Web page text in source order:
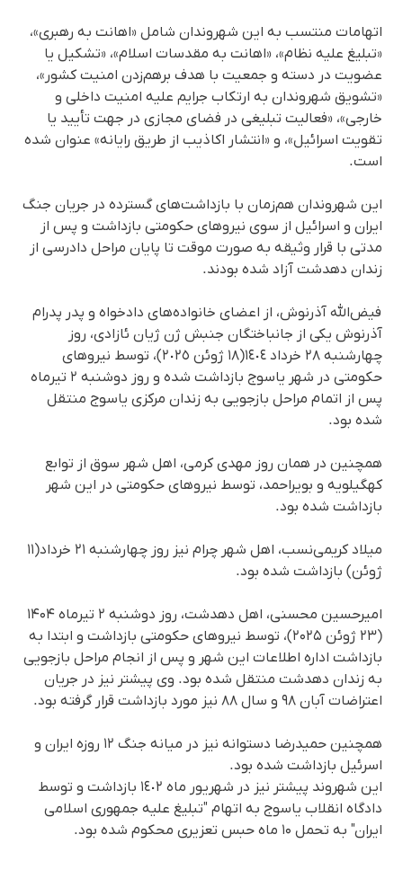
اتهامات منتسب به این شهروندان شامل «اهانت به رهبری»،
«تبلیغ علیه نظام»، «اهانت به مقدسات اسلام»، «تشکیل یا
عضویت در دسته و جمعیت با هدف برهم‌زدن امنیت کشور»،
«تشویق شهروندان به ارتکاب جرایم علیه امنیت داخلی و
خارجی»، «فعالیت تبلیغی در فضای مجازی در جهت تأیید یا
تقویت اسرائیل»، و «انتشار اکاذیب از طریق رایانه» عنوان شده
است.
این شهروندان هم‌زمان با بازداشت‌های گسترده در جریان جنگ
ایران و اسرائیل از سوی نیروهای حکومتی بازداشت و پس از
مدتی با قرار وثیقە به صورت موقت تا پایان مراحل دادرسی از
زندان دهدشت آزاد شدە بودند.
فیض‌الله آذرنوش، از اعضای خانوادەهای دادخواه و پدر پدرام
آذرنوش یکی از جانباختگان جنبش ژن ژیان ئازادی، روز
چهارشنبە ٢٨ خرداد ١٤٠٤(١٨ ژوئن ٢٠٢٥)، توسط نیروهای
حکومتی در شهر یاسوج بازداشت شده و روز دوشنبە ٢ تیرماه
پس از اتمام مراحل بازجویی بە زندان مرکزی یاسوج منتقل
شدە بود.
همچنین در همان روز مهدی کرمی، اهل شهر سوق از توابع
کهگیلویه و بویراحمد، توسط نیروهای حکومتی در این شهر
بازداشت شدە بود.
میلاد کریمی‌نسب، اهل شهر چرام نیز روز چهارشنبە ٢١ خرداد(١١
ژوئن) بازداشت شدە بود.
امیرحسین محسنی، اهل دهدشت، روز دوشنبه ۲ تیرماه ۱۴۰۴
(۲۳ ژوئن ۲۰۲۵)، توسط نیروهای حکومتی بازداشت و ابتدا به
بازداشت اداره اطلاعات این شهر و پس از انجام مراحل بازجویی
به زندان دهدشت منتقل شدە بود. وی پیشتر نیز در جریان
اعتراضات آبان ۹۸ و سال ۸۸ نیز مورد بازداشت قرار گرفته بود.
همچنین حمیدرضا دستوانە نیز در میانه جنگ ۱۲ روزه ایران و
اسرئیل بازداشت شده بود.
این شهروند پیشتر نیز در شهریور ماه ١٤٠٢ بازداشت و توسط
دادگاه انقلاب یاسوج بە اتهام "تبلیغ علیه جمهوری اسلامی
ایران" به تحمل ۱۰ ماه حبس تعزیری محکوم شدە بود.